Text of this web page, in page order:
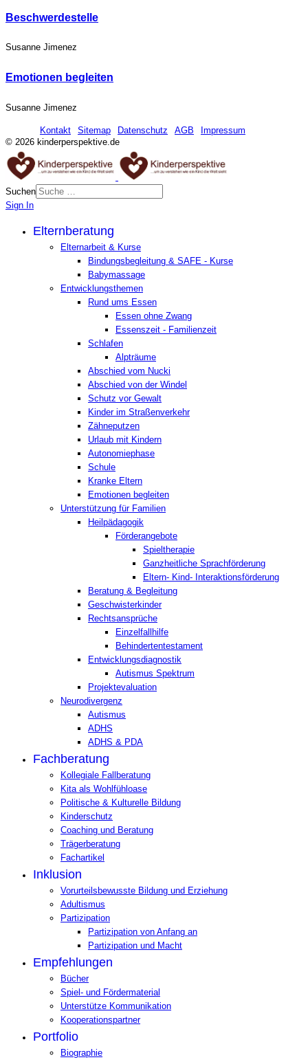
Beschwerdestelle
Susanne Jimenez
Emotionen begleiten
Susanne Jimenez
© 2026 kinderperspektive.de
Impressum
AGB
Datenschutz
Sitemap
Kontakt
Suchen
Sign In
Elternberatung
Elternarbeit & Kurse
Bindungsbegleitung & SAFE - Kurse
Babymassage
Entwicklungsthemen
Rund ums Essen
Essen ohne Zwang
Essenszeit - Familienzeit
Schlafen
Alpträume
Abschied vom Nucki
Abschied von der Windel
Schutz vor Gewalt
Kinder im Straßenverkehr
Zähneputzen
Urlaub mit Kindern
Autonomiephase
Schule
Kranke Eltern
Emotionen begleiten
Unterstützung für Familien
Heilpädagogik
Förderangebote
Spieltherapie
Ganzheitliche Sprachförderung
Eltern- Kind- Interaktionsförderung
Beratung & Begleitung
Geschwisterkinder
Rechtsansprüche
Einzelfallhilfe
Behindertentestament
Entwicklungsdiagnostik
Autismus Spektrum
Projektevaluation
Neurodivergenz
Autismus
ADHS
ADHS & PDA
Fachberatung
Kollegiale Fallberatung
Kita als Wohlfühloase
Politische & Kulturelle Bildung
Kinderschutz
Coaching und Beratung
Trägerberatung
Fachartikel
Inklusion
Vorurteilsbewusste Bildung und Erziehung
Adultismus
Partizipation
Partizipation von Anfang an
Partizipation und Macht
Empfehlungen
Bücher
Spiel- und Fördermaterial
Unterstütze Kommunikation
Kooperationspartner
Portfolio
Biographie